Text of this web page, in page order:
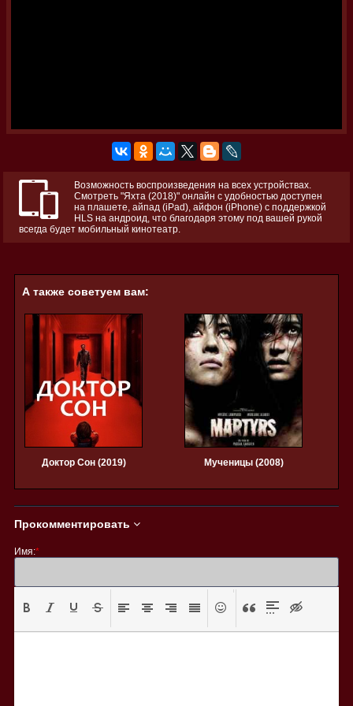
Возможность воспроизведения на всех устройствах.
Смотреть "Яхта (2018)" онлайн с удобностью доступен
на плашете, айпад (iPad), айфон (iPhone) с поддержкой
HLS на андроид, что благодаря этому под вашей рукой
всегда будет мобильный кинотеатр.
А также советуем вам:
Доктор Сон (2019) Мученицы (2008)
Прокомментировать
Имя:*